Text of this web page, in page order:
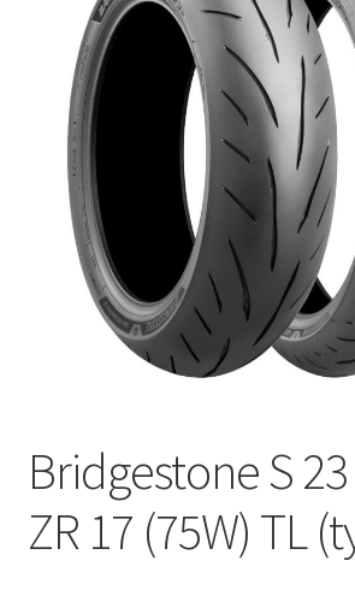
Marki
Kontakt
Bridgestone S
ZR 17 (75W) TL